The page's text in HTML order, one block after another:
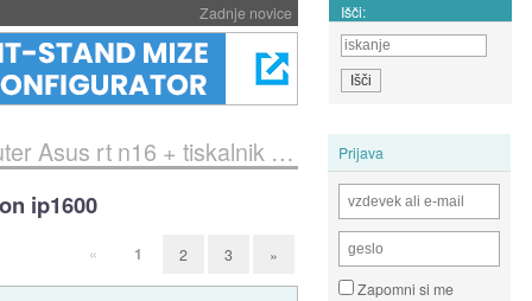
Zadnje novice Išči:
Prijava
Zapomni si me
n16 + tiskalnik Canon ip1600
ip1600
« 1 2 3 »